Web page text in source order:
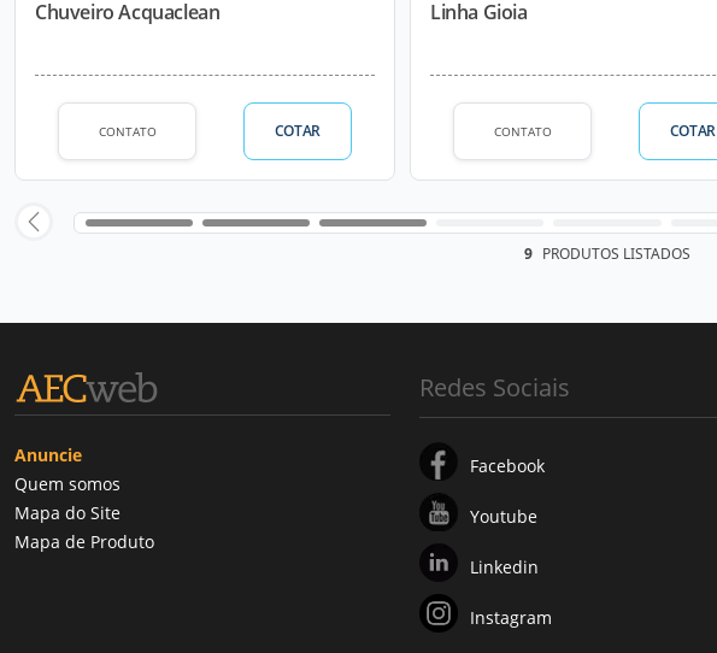
Chuveiro Acquaclean
CONTATO COTAR
Linha Gioia
CONTATO COTAR
9 PRODUTOS LISTADOS
Anuncie
Quem somos
Mapa do Site
Mapa de Produto
Redes Sociais
Facebook
Youtube
Linkedin
Instagram